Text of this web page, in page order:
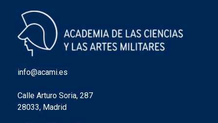
info@acami.es
Calle Arturo Soria, 287
28033, Madrid